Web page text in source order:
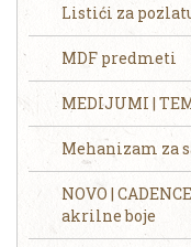
Listići za
MDF predmeti
MEDIJUMI |
Mehanizam za
NOVO |
akrilne boje